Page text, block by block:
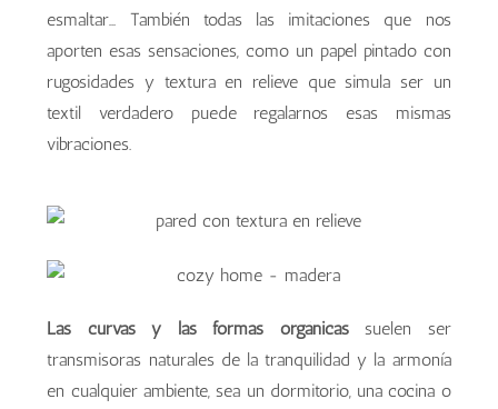
esmaltar… También todas las imitaciones que nos
aporten esas sensaciones, como un papel pintado con
rugosidades y textura en relieve que simula ser un
textil verdadero puede regalarnos esas mismas
vibraciones.
Las curvas y las formas orgánicassuelen ser
transmisoras naturales de la tranquilidad y la armonía
en cualquier ambiente, sea un dormitorio, una cocina o